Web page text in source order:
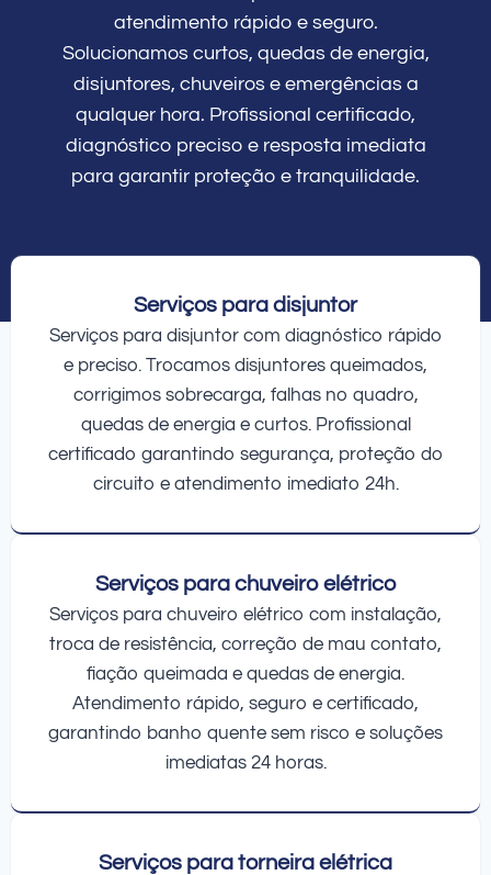
atendimento rápido e seguro.
Solucionamos curtos, quedas de energia,
disjuntores, chuveiros e emergências a
qualquer hora. Profissional certificado,
diagnóstico preciso e resposta imediata
para garantir proteção e tranquilidade.
Serviços para disjuntor
Serviços para disjuntor com diagnóstico rápido
e preciso. Trocamos disjuntores queimados,
corrigimos sobrecarga, falhas no quadro,
quedas de energia e curtos. Profissional
certificado garantindo segurança, proteção do
circuito e atendimento imediato 24h.
Serviços para chuveiro elétrico
Serviços para chuveiro elétrico com instalação,
troca de resistência, correção de mau contato,
fiação queimada e quedas de energia.
Atendimento rápido, seguro e certificado,
garantindo banho quente sem risco e soluções
imediatas 24 horas.
Serviços para torneira elétrica